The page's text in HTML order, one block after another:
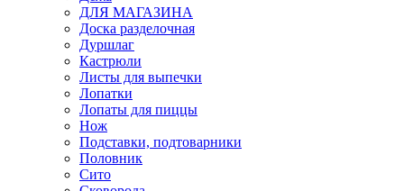
ДЛЯ МАГАЗИНА
Доска разделочная
Дуршлаг
Кастрюли
Листы для выпечки
Лопатки
Лопаты для пиццы
Нож
Подставки, подтоварники
Половник
Сито